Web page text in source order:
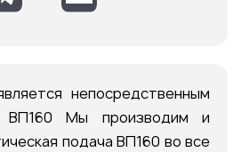
непосредственным
ВП160 Мы производим и
подача ВП160 во все